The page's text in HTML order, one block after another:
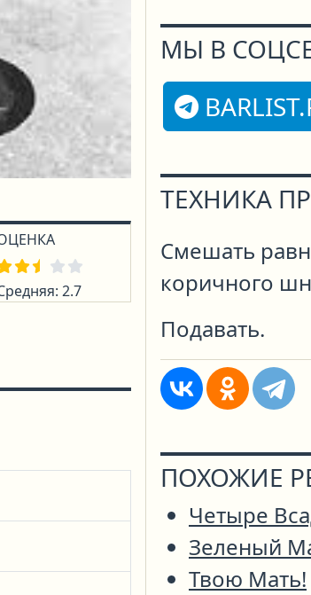
2.7
МЫ В
ТЕХНИКА
Смешать
коричного
Подавать.
ПОХОЖИЕ
Четыре
Зеленый
Твою Мать!